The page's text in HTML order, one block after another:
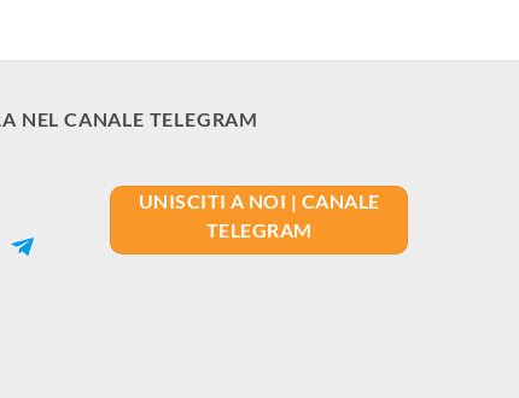
NEL CANALE TELEGRAM
UNISCITI A NOI | CANALE
TELEGRAM